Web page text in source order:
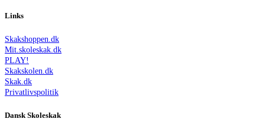
Links
Skakshoppen.dk
Mit.skoleskak.dk
PLAY!
Skakskolen.dk
Skak.dk
Privatlivspolitik
Dansk Skoleskak